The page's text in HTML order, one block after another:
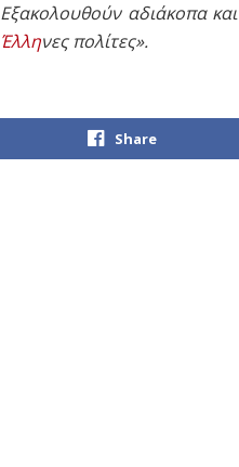
Εξακολουθούν αδιάκοπα
Έλληνες πολίτες».
Share